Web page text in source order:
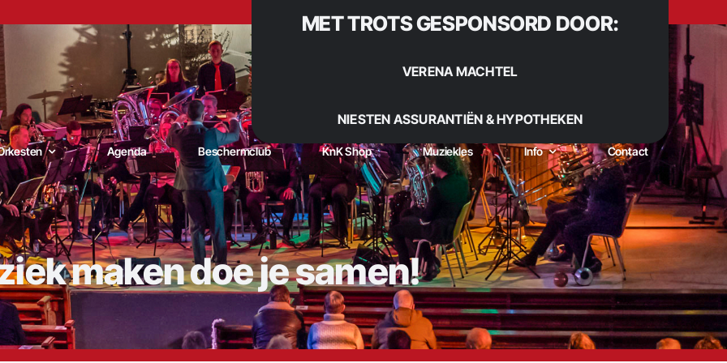
MET TROTS GESPONSORD DOOR:
VERENA MACHTEL
NIESTEN ASSURANTIËN & HYPOTHEKEN
Agenda Beschermclub KnK Shop Muziekles Info Contact
maken doe je samen!
Kunst naar Kracht – De muzikale trots van De Goorn | Sinds 1922